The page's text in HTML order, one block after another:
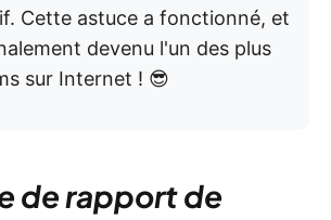
Cette astuce a fonctionné, et
devenu l'un des plus
sur Internet ! 😎
de rapport de